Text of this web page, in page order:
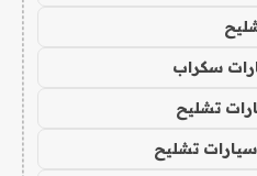
سكراب
تشليح
تشليح